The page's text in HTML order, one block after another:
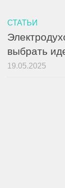
СТАТЬИ
выбрать
19.05.2025